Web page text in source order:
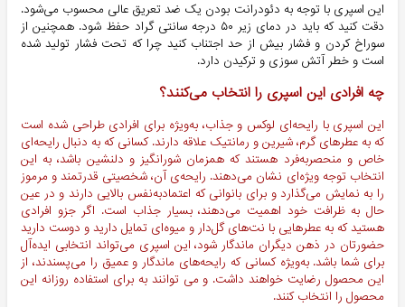
این اسپری با توجه به دئودرانت بودن یک ضد تعریق عالی محسوب می‌شود.
دقت کنید که باید در دمای زیر ۵۰ درجه سانتی گراد حفظ شود. همچنین از
سوراخ کردن و فشار بیش از حد اجتناب کنید چرا که تحت فشار تولید شده
است و خطر آتش سوزی و ترکیدن دارد.
چه افرادی این اسپری را انتخاب می‌کنند؟
این اسپری با رایحه‌ای لوکس و جذاب، به‌ویژه برای افرادی طراحی شده است
که به عطرهای گرم، شیرین و رمانتیک علاقه دارند. کسانی که به دنبال رایحه‌ای
خاص و منحصر‌به‌فرد هستند که همزمان شورانگیز و دلنشین باشد، به این
انتخاب توجه ویژه‌ای نشان می‌دهند. رایحه‌ی آن، شخصیتی قدرتمند و مرموز
را به نمایش می‌گذارد و برای بانوانی که اعتمادبه‌نفس بالایی دارند و در عین
حال به ظرافت خود اهمیت می‌دهند، بسیار جذاب است. اگر جزو افرادی
هستید که به عطرهایی با نت‌های گل‌دار و میوه‌ای تمایل دارید و دوست دارید
حضورتان در ذهن دیگران ماندگار شود، این اسپری می‌تواند انتخابی ایده‌آل
برای شما باشد. به‌ویژه کسانی که رایحه‌های ماندگار و عمیق را می‌پسندند، از
این محصول رضایت خواهند داشت. و می توانند به برای استفاده روزانه این
محصول را انتخاب کنند.